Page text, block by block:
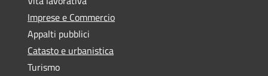
Imprese e Commercio
Appalti pubblici
Catasto e urbanistica
Turismo